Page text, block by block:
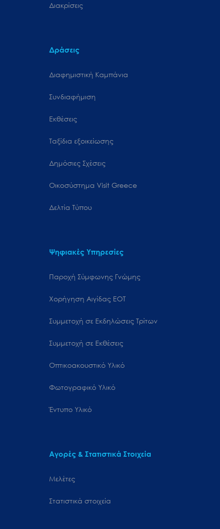
Διακρίσεις
Δράσεις
Διαφημιστική Καμπάνια
Συνδιαφήμιση
Εκθέσεις
Ταξίδια εξοικείωσης
Δημόσιες Σχέσεις
Oικοσύστημα Visit Greece
Δελτία Τύπου
Ψηφιακές Υπηρεσίες
Παροχή Σύμφωνης Γνώμης
Χορήγηση Αιγίδας ΕΟΤ
Συμμετοχή σε Εκδηλώσεις Τρίτων
Συμμετοχή σε Εκθέσεις
Οπτικοακουστικό Υλικό
Φωτογραφικό Υλικό
Έντυπο Υλικό
Αγορές & Στατιστικά Στοιχεία
Μελέτες
Στατιστικά στοιχεία